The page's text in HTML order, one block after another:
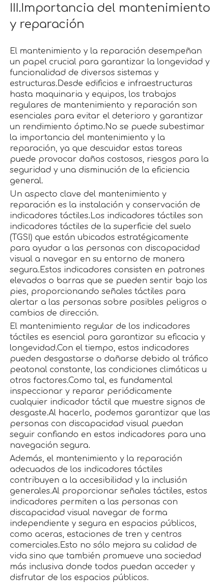
III.Importancia del mantenimiento
y reparación
El mantenimiento y la reparación desempeñan
un papel crucial para garantizar la longevidad y
funcionalidad de diversos sistemas y
estructuras.Desde edificios e infraestructuras
hasta maquinaria y equipos, los trabajos
regulares de mantenimiento y reparación son
esenciales para evitar el deterioro y garantizar
un rendimiento óptimo.No se puede subestimar
la importancia del mantenimiento y la
reparación, ya que descuidar estas tareas
puede provocar daños costosos, riesgos para la
seguridad y una disminución de la eficiencia
general.
Un aspecto clave del mantenimiento y
reparación es la instalación y conservación de
indicadores táctiles.Los indicadores táctiles son
indicadores táctiles de la superficie del suelo
(TGSI) que están ubicados estratégicamente
para ayudar a las personas con discapacidad
visual a navegar en su entorno de manera
segura.Estos indicadores consisten en patrones
elevados o barras que se pueden sentir bajo los
pies, proporcionando señales táctiles para
alertar a las personas sobre posibles peligros o
cambios de dirección.
El mantenimiento regular de los indicadores
táctiles es esencial para garantizar su eficacia y
longevidad.Con el tiempo, estos indicadores
pueden desgastarse o dañarse debido al tráfico
peatonal constante, las condiciones climáticas u
otros factores.Como tal, es fundamental
inspeccionar y reparar periódicamente
cualquier indicador táctil que muestre signos de
desgaste.Al hacerlo, podemos garantizar que las
personas con discapacidad visual puedan
seguir confiando en estos indicadores para una
navegación segura.
Además, el mantenimiento y la reparación
adecuados de los indicadores táctiles
contribuyen a la accesibilidad y la inclusión
generales.Al proporcionar señales táctiles, estos
indicadores permiten a las personas con
discapacidad visual navegar de forma
independiente y segura en espacios públicos,
como aceras, estaciones de tren y centros
comerciales.Esto no sólo mejora su calidad de
vida sino que también promueve una sociedad
más inclusiva donde todos puedan acceder y
disfrutar de los espacios públicos.